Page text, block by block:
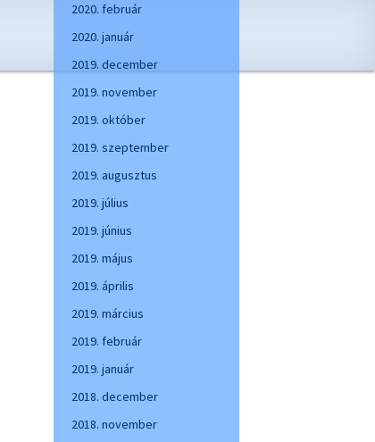
2020. február
2020. január
2019. december
2019. november
2019. október
2019. szeptember
2019. augusztus
2019. július
2019. június
2019. május
2019. április
2019. március
2019. február
2019. január
2018. december
2018. november